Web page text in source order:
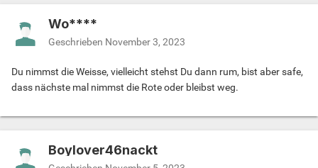
Wo****
Geschrieben November 3, 2023
Du nimmst die Weisse, vielleicht stehst Du dann rum, bist aber safe,
dass nächste mal nimmst die Rote oder bleibst weg.
Boylover46nackt